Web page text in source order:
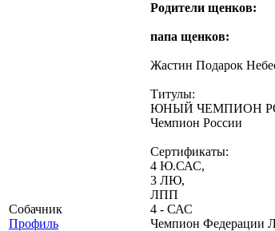
Собачник
Профиль
Родители щенков:
папа щенков:
Жастин Подарок
Титулы:
ЮНЫЙ ЧЕМПИОН
Чемпион России
Сертификаты:
4 Ю.САС,
3 ЛЮ,
ЛПП
4 - САС
Чемпион Федерации